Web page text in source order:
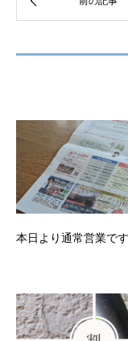
本日より通常営業です